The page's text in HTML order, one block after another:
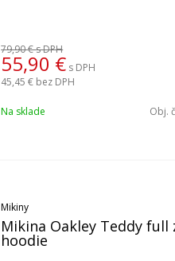
79,90 €s DPH
55,90 € s DPH
45,45 € bez DPH
Na sklade Obj.
Mikiny
Mikina Oakley Teddy full
hoodie